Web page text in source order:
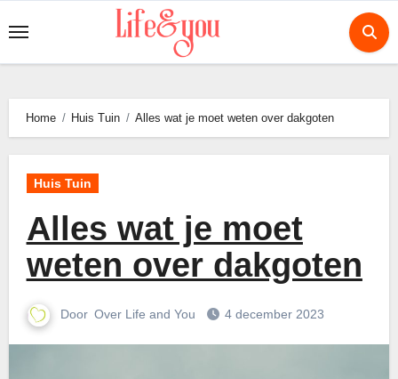
naar
de
Home Huis Tuin Alles wat je moet weten over dakgoten
Huis Tuin
Alles wat je moet
weten over dakgoten
Door Over Life and You 4 december 2023